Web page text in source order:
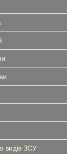
видів ЗСУ